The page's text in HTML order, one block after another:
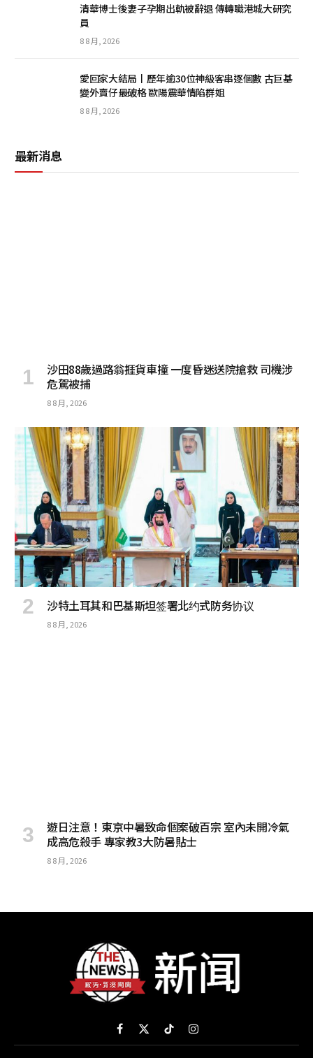
清華博士後妻子孕期出軌被辭退 傳轉職港城大研究
員
8 8 月, 2026
愛回家大結局丨歷年逾30位神級客串逐個數 古巨基
變外賣仔最破格 歐陽震華情陷群姐
8 8 月, 2026
最新消息
沙田88歲過路翁捱貨車撞 一度昏迷送院搶救 司機涉
危駕被捕
8 8 月, 2026
沙特土耳其和巴基斯坦签署北约式防务协议
8 8 月, 2026
遊日注意！東京中暑致命個案破百宗 室內未開冷氣
成高危殺手 專家教3大防暑貼士
8 8 月, 2026
Facebook
X
(Twitter)
TikTokInstagram